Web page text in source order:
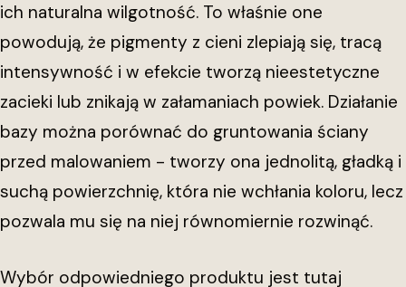
ich naturalna wilgotność. To właśnie one
powodują, że pigmenty z cieni zlepiają się, tracą
intensywność i w efekcie tworzą nieestetyczne
zacieki lub znikają w załamaniach powiek. Działanie
bazy można porównać do gruntowania ściany
przed malowaniem - tworzy ona jednolitą, gładką i
suchą powierzchnię, która nie wchłania koloru, lecz
pozwala mu się na niej równomiernie rozwinąć.
Wybór odpowiedniego produktu jest tutaj